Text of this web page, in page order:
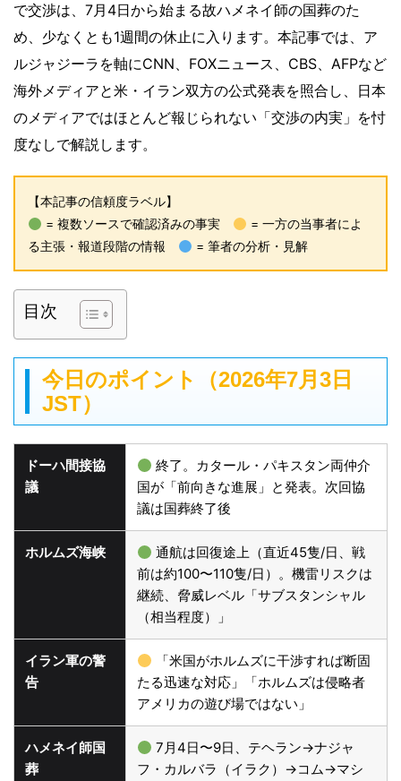
で交渉は、7月4日から始まる故ハメネイ師の国葬のた
め、少なくとも1週間の休止に入ります。本記事では、ア
ルジャジーラを軸にCNN、FOXニュース、CBS、AFPなど
海外メディアと米・イラン双方の公式発表を照合し、日本
のメディアではほとんど報じられない「交渉の内実」を忖
度なしで解説します。
【本記事の信頼度ラベル】
= 複数ソースで確認済みの事実
= 一方の当事者によ
る主張・報道段階の情報
= 筆者の分析・見解
目次
今日のポイント（2026年7月3日
JST）
ドーハ間接協
議
終了。カタール・パキスタン両仲介
国が「前向きな進展」と発表。次回協
議は国葬終了後
ホルムズ海峡
通航は回復途上（直近45隻/日、戦
前は約100〜110隻/日）。機雷リスクは
継続、脅威レベル「サブスタンシャル
（相当程度）」
イラン軍の警
告
「米国がホルムズに干渉すれば断固
たる迅速な対応」「ホルムズは侵略者
アメリカの遊び場ではない」
ハメネイ師国
葬
7月4日〜9日、テヘラン→ナジャ
フ・カルバラ（イラク）→コム→マシ